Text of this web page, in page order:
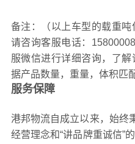
备注：（以上车型的载重
请咨询客服电话：
服微信进行详细咨询，了
据产品数量，重量，体积匹
服务保障
港邦物流自成立以来，始终
经营理念和“讲品牌重诚信”